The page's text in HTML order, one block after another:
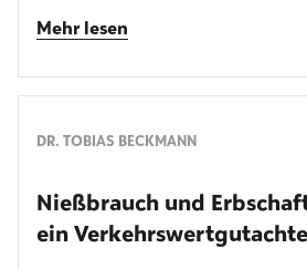
Mehr lesen
DR. TOBIAS BECKMANN
Nießbrauch und
ein